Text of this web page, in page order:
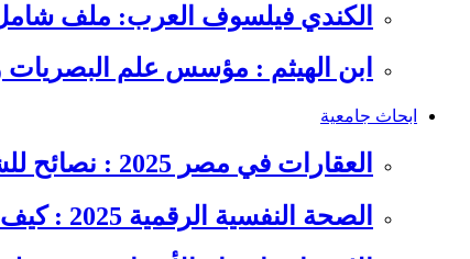
الكندي فيلسوف العرب: ملف شامل
ابن الهيثم : مؤسس علم البصريات
ابحاث جامعية
العقارات في مصر 2025 : نصائح للشراء والاستثمار الذكي
الصحة النفسية الرقمية 2025 : كيف تؤثر السوشيال ميديا على…